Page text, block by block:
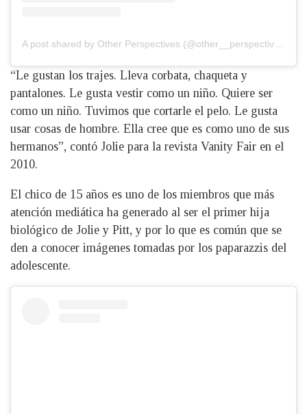
“Le gustan los trajes. Lleva corbata, chaqueta y
pantalones. Le gusta vestir como un niño. Quiere ser
como un niño. Tuvimos que cortarle el pelo. Le gusta
usar cosas de hombre. Ella cree que es como uno de sus
hermanos”, contó Jolie para la revista Vanity Fair en el
2010.
El chico de 15 años es uno de los miembros que más
atención mediática ha generado al ser el primer hija
biológico de Jolie y Pitt, y por lo que es común que se
den a conocer imágenes tomadas por los paparazzis del
adolescente.